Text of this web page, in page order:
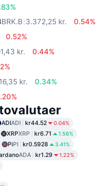
BRK.B 3.372,25 kr.
0.54%
0.52%
kr.
0.44%
kr.
0.34%
ADIADI kr44.52 0.04%
XRPXRP kr6.71 1.56%
PiPI kr0.5928 3.41%
ADA kr1.29 1.22%